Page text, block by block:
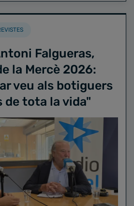
Falgueras,
la Mercè 2026:
veu als botiguers
de tota la vida"